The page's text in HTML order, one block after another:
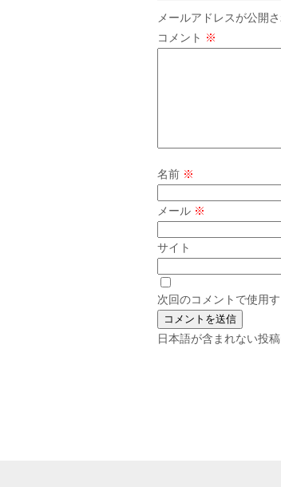
メールアドレスが公開
コメント ※
名前 ※
メール ※
サイト
次回のコメントで使用
日本語が含まれない投